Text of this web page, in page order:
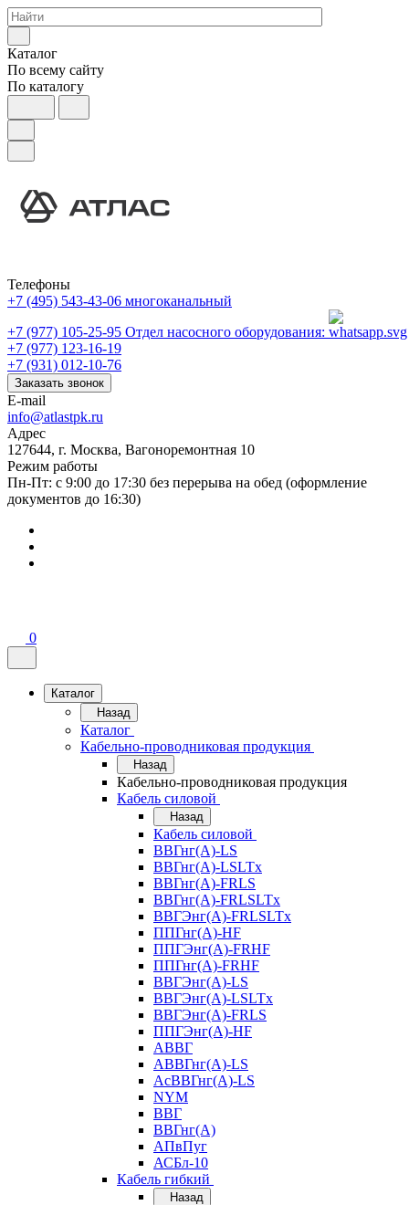
Каталог
По всему сайту
По каталогу
Телефоны
+7 (495) 543-43-06 многоканальный
+7 (977) 105-25-95 Отдел насосного оборудования:
+7 (977) 123-16-19
+7 (931) 012-10-76
Заказать звонок
E-mail
info@atlastpk.ru
Адрес
127644, г. Москва, Вагоноремонтная 10
Режим работы
Пн-Пт: с 9:00 до 17:30 без перерыва на обед (оформление
документов до 16:30)
0
Каталог
Назад
Каталог
Кабельно-проводниковая продукция
Назад
Кабельно-проводниковая продукция
Кабель силовой
Назад
Кабель силовой
ВВГнг(А)-LS
ВВГнг(А)-LSLTx
ВВГнг(А)-FRLS
ВВГнг(А)-FRLSLTx
ВВГЭнг(А)-FRLSLTx
ППГнг(А)-HF
ППГЭнг(А)-FRHF
ППГнг(А)-FRHF
ВВГЭнг(А)-LS
ВВГЭнг(А)-LSLTx
ВВГЭнг(А)-FRLS
ППГЭнг(А)-HF
АВВГ
АВВГнг(А)-LS
АсВВГнг(А)-LS
NYM
ВВГ
ВВГнг(А)
АПвПуг
АСБл-10
Кабель гибкий
Назад